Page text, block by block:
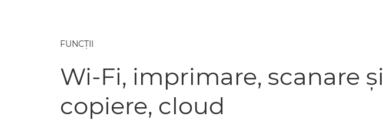
FUNCŢII
Wi-Fi, imprimare, scanare şi
copiere, cloud